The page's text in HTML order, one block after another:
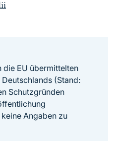
die EU übermittelten
(Stand:
Schutzgründen
Angaben zu